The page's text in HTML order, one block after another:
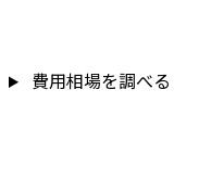
費用相場を調べる